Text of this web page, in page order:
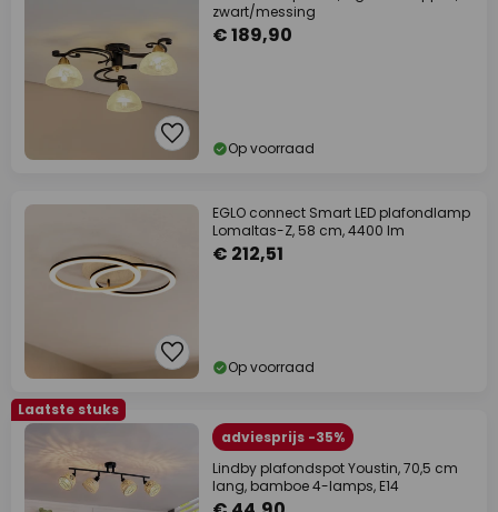
zwart/messing
€ 189,90
Op voorraad
EGLO connect Smart LED plafondlamp
Lomaltas-Z, 58 cm, 4400 lm
€ 212,51
Op voorraad
Laatste stuks
adviesprijs -35%
Lindby plafondspot Youstin, 70,5 cm
lang, bamboe 4-lamps, E14